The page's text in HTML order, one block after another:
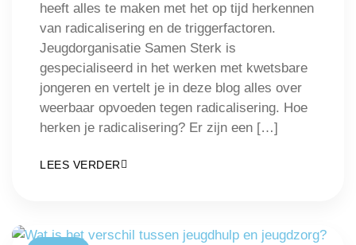
heeft alles te maken met het op tijd herkennen
van radicalisering en de triggerfactoren.
Jeugdorganisatie Samen Sterk is
gespecialiseerd in het werken met kwetsbare
jongeren en vertelt je in deze blog alles over
weerbaar opvoeden tegen radicalisering. Hoe
herken je radicalisering? Er zijn een […]
LEES VERDER